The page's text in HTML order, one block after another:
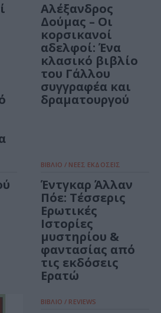
Αλέξανδρος
Δούμας – Οι
κορσικανοί
αδελφοί: Ένα
κλασικό βιβλίο
του Γάλλου
συγγραφέα και
δραματουργού
ΒΙΒΛΙΟ / ΝΕΕΣ ΕΚΔΟΣΕΙΣ
Έντγκαρ Άλλαν
Πόε: Τέσσερις
Ερωτικές
Ιστορίες
μυστηρίου &
φαντασίας από
τις εκδόσεις
Ερατώ
ΒΙΒΛΙΟ / REVIEWS